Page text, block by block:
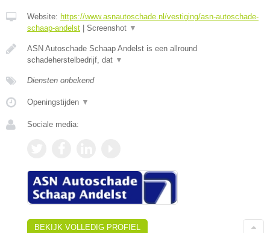
Website: https://www.asnautoschade.nl/vestiging/asn-autoschade-
schaap-andelst | Screenshot ▼
ASN Autoschade Schaap Andelst is een allround
schadeherstelbedrijf, dat ▼
Diensten onbekend
Openingstijden ▼
Sociale media:
BEKIJK VOLLEDIG PROFIEL